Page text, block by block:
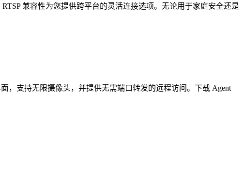
兼容性为您提供跨平台的灵活连接选项。无论用于家庭安全还是
，支持无限摄像头，并提供无需端口转发的远程访问。下载 Agent